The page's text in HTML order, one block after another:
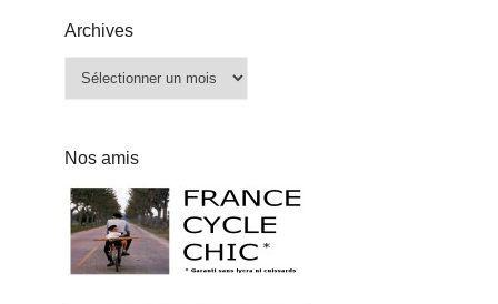
Archives
Nos amis